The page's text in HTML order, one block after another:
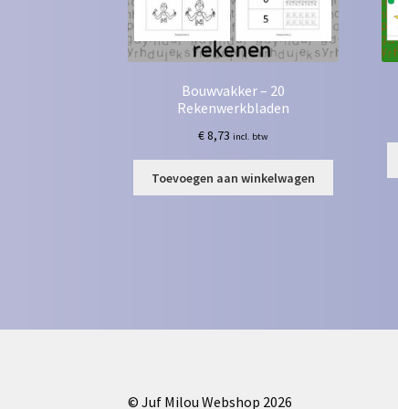
Bouwvakker – 20
Rekenwerkbladen
€8,73 incl. btw
Toevoegen aan winkelwagen
© Juf Milou Webshop 2026